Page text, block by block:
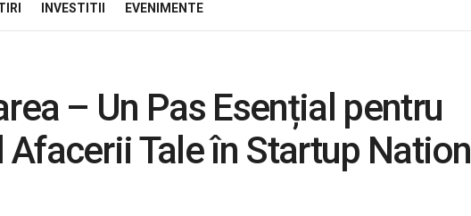
INVESTITII EVENIMENTE
– Un Pas Esențial pentru
Afacerii Tale în Startup Nation